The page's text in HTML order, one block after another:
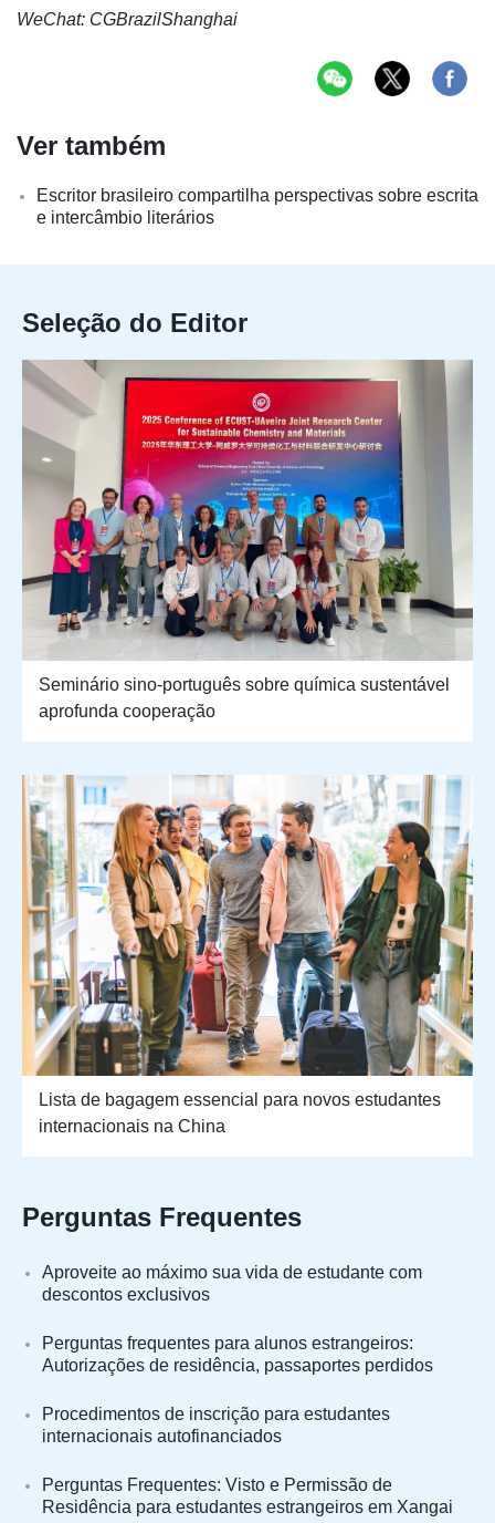
WeChat: CGBrazilShanghai
Ver também
Escritor brasileiro compartilha perspectivas sobre escrita
e intercâmbio literários
Seleção do Editor
Seminário sino-português sobre química sustentável
aprofunda cooperação
Lista de bagagem essencial para novos estudantes
internacionais na China
Perguntas Frequentes
Aproveite ao máximo sua vida de estudante com
descontos exclusivos
Perguntas frequentes para alunos estrangeiros:
Autorizações de residência, passaportes perdidos
Procedimentos de inscrição para estudantes
internacionais autofinanciados
Perguntas Frequentes: Visto e Permissão de
Residência para estudantes estrangeiros em Xangai